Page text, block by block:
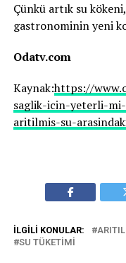
Çünkü artık su
gastronominin yeni
Odatv.com
Kaynak:https://
saglik-icin-yeterli-
aritilmis-su-
İLGILI KONULAR:
SU TÜKETIMI